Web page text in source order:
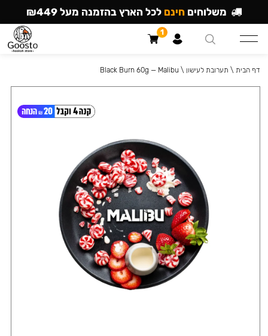
דף הבית \ תערובת לעישון \
Black Burn 60g — Malibu
משלוחים חינם לכל הארץ בהזמנה מעל ₪449
1